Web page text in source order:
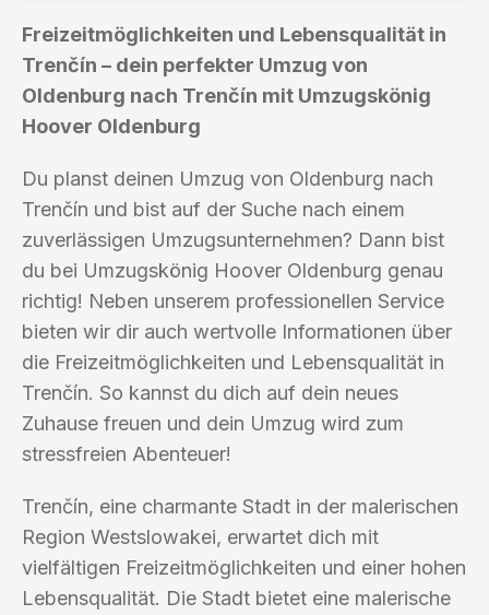
Freizeitmöglichkeiten und Lebensqualität in
Trenčín – dein perfekter Umzug von
Oldenburg nach Trenčín mit Umzugskönig
Hoover Oldenburg
Du planst deinen Umzug von Oldenburg nach
Trenčín und bist auf der Suche nach einem
zuverlässigen Umzugsunternehmen? Dann bist
du bei Umzugskönig Hoover Oldenburg genau
richtig! Neben unserem professionellen Service
bieten wir dir auch wertvolle Informationen über
die Freizeitmöglichkeiten und Lebensqualität in
Trenčín. So kannst du dich auf dein neues
Zuhause freuen und dein Umzug wird zum
stressfreien Abenteuer!
Trenčín, eine charmante Stadt in der malerischen
Region Westslowakei, erwartet dich mit
vielfältigen Freizeitmöglichkeiten und einer hohen
Lebensqualität. Die Stadt bietet eine malerische